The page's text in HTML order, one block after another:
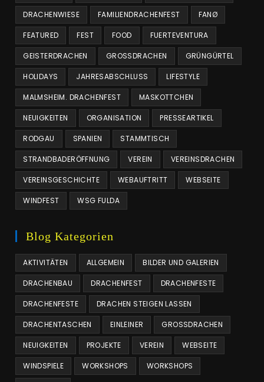
DRACHENWIESE FAMILIENDRACHENFEST FANØ
FEATURED FEST FOOD FUERTEVENTURA
GEISTERDRACHEN GROSSDRACHEN GRÜNGÜRTEL
HOLIDAYS JAHRESABSCHLUSS LIFESTYLE
MALMSHEIM. DRACHENFEST MASKOTTCHEN
NEUIGKEITEN ORGANISATION PRESSEARTIKEL
RODGAU SPANIEN STAMMTISCH
STRANDBADERÖFFNUNG VEREIN VEREINSDRACHEN
VEREINSGESCHICHTE WEBAUFTRITT WEBSEITE
WINDFEST WSG FULDA
Blog Kategorien
AKTIVITÄTEN ALLGEMEIN BILDER UND GALERIEN
DRACHENBAU DRACHENFEST DRACHENFESTE
DRACHENFESTE DRACHEN STEIGEN LASSEN
DRACHENTASCHEN EINLEINER GROSSDRACHEN
NEUIGKEITEN PROJEKTE VEREIN WEBSEITE
WINDSPIELE WORKSHOPS WORKSHOPS